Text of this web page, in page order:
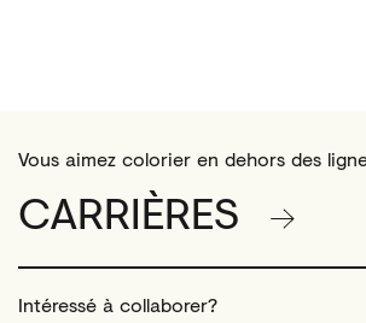
Vous aimez colorier en dehors des
CARRIÈRES
Intéressé à collaborer?